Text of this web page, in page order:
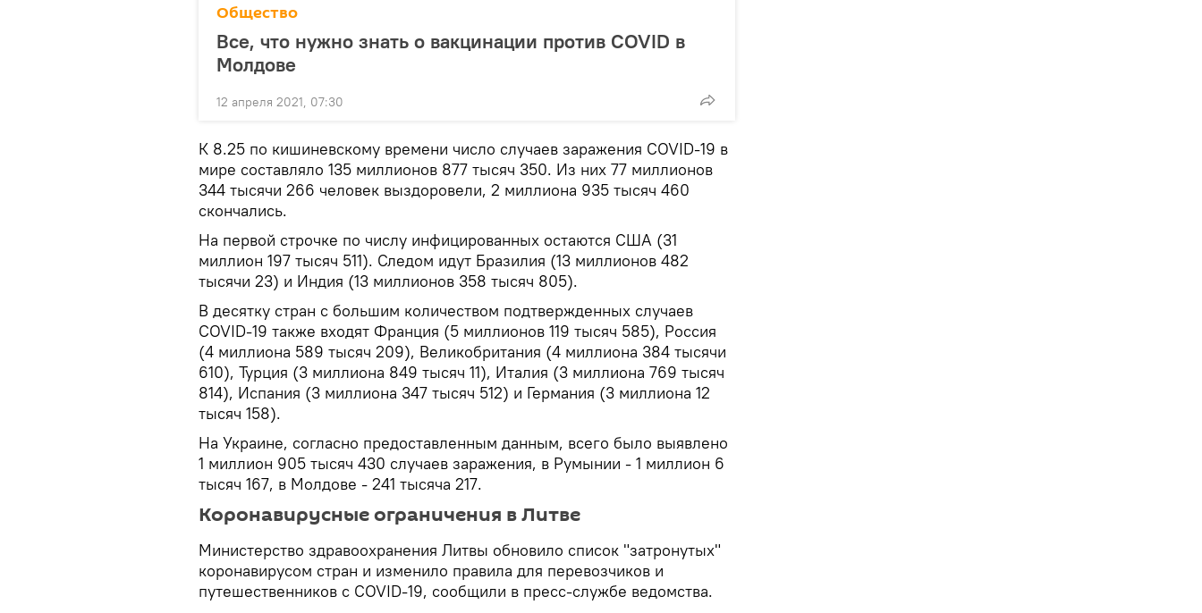
Общество
Все, что нужно знать о вакцинации против COVID в
Молдове
12 апреля 2021, 07:30
К 8.25 по кишиневскому времени число случаев заражения COVID-19 в
мире составляло 135 миллионов 877 тысяч 350. Из них 77 миллионов
344 тысячи 266 человек выздоровели, 2 миллиона 935 тысяч 460
скончались.
На первой строчке по числу инфицированных остаются США (31
миллион 197 тысяч 511). Следом идут Бразилия (13 миллионов 482
тысячи 23) и Индия (13 миллионов 358 тысяч 805).
В десятку стран с большим количеством подтвержденных случаев
COVID-19 также входят Франция (5 миллионов 119 тысяч 585), Россия
(4 миллиона 589 тысяч 209), Великобритания (4 миллиона 384 тысячи
610), Турция (3 миллиона 849 тысяч 11), Италия (3 миллиона 769 тысяч
814), Испания (3 миллиона 347 тысяч 512) и Германия (3 миллиона 12
тысяч 158).
На Украине, согласно предоставленным данным, всего было выявлено
1 миллион 905 тысяч 430 случаев заражения, в Румынии - 1 миллион 6
тысяч 167, в Молдове - 241 тысяча 217.
Коронавирусные ограничения в Литве
Министерство здравоохранения Литвы обновило список "затронутых"
коронавирусом стран и изменило правила для перевозчиков и
путешественников с COVID-19, сообщили в пресс-службе ведомства.